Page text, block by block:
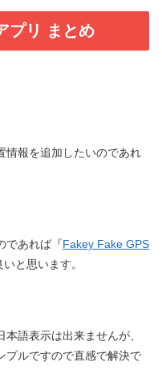
プリ まとめ
情報を追加したいのであれ
であれば『Fakey Fake GPS
と思います。
語表示は出来ませんが、
プルですので直感で解決で